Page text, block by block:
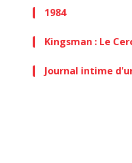
1984
Kingsman : Le
Journal intime